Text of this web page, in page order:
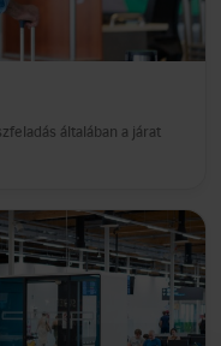
általában a járat